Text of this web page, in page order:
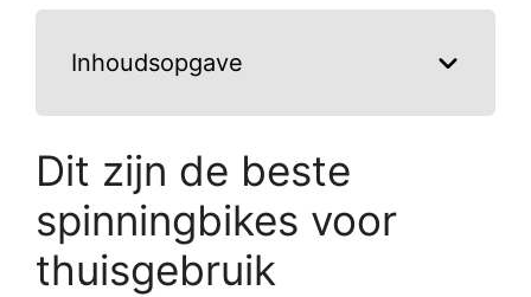
Inhoudsopgave
Dit zijn de beste
spinningbikes voor
thuisgebruik